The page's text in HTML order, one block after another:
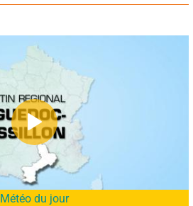
Météo du jour